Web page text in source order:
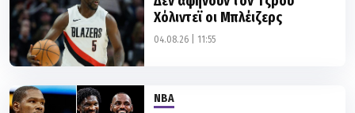
Χόλιντεϊ οι Μπλέιζερς
04.08.26 | 11:55
NBA